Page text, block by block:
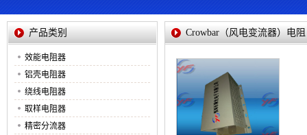
Crowbar（风电变流器）电阻
产品类别
效能电阻器
铝壳电阻器
绕线电阻器
取样电阻器
精密分流器